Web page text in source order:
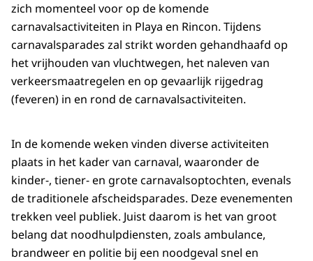
zich momenteel voor op de komende
carnavalsactiviteiten in Playa en Rincon. Tijdens
carnavalsparades zal strikt worden gehandhaafd op
het vrijhouden van vluchtwegen, het naleven van
verkeersmaatregelen en op gevaarlijk rijgedrag
(feveren) in en rond de carnavalsactiviteiten.
In de komende weken vinden diverse activiteiten
plaats in het kader van carnaval, waaronder de
kinder-, tiener- en grote carnavalsoptochten, evenals
de traditionele afscheidsparades. Deze evenementen
trekken veel publiek. Juist daarom is het van groot
belang dat noodhulpdiensten, zoals ambulance,
brandweer en politie bij een noodgeval snel en